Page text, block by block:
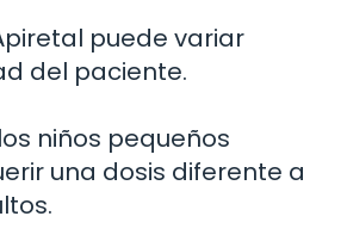
puede variar
del paciente.
niños pequeños
una dosis diferente a